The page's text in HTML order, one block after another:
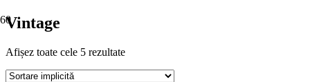
Vintage
Afișez toate cele 5 rezultate